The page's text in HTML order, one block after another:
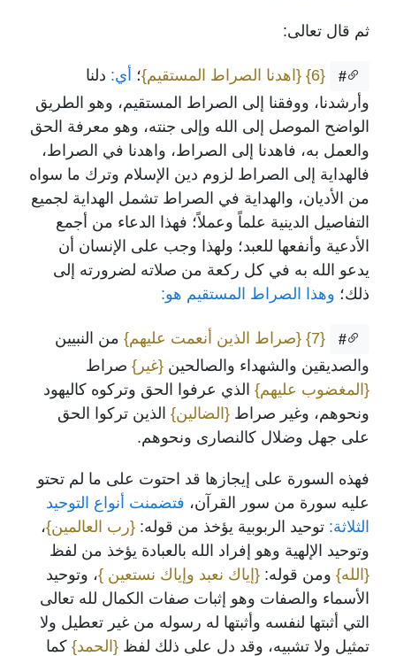
ثم قال تعالى:
#
{6} {اهدنا الصراط المستقيم}؛ أي: دلنا
وأرشدنا، ووفقنا إلى الصراط المستقيم، وهو الطريق
الواضح الموصل إلى الله وإلى جنته، وهو معرفة الحق
والعمل به، فاهدنا إلى الصراط، واهدنا في الصراط،
فالهداية إلى الصراط لزوم دين الإسلام وترك ما سواه
من الأديان، والهداية في الصراط تشمل الهداية لجميع
التفاصيل الدينية علماً وعملاً؛ فهذا الدعاء من أجمع
الأدعية وأنفعها للعبد؛ ولهذا وجب على الإنسان أن
يدعو الله به في كل ركعة من صلاته لضرورته إلى
ذلك؛ وهذا الصراط المستقيم هو:
#
{7} {صراط الذين أنعمت عليهم} من النبيين
والصديقين والشهداء والصالحين {غير} صراط
{المغضوب عليهم} الذي عرفوا الحق وتركوه كاليهود
ونحوهم، وغير صراط {الضالين} الذين تركوا الحق
على جهل وضلال كالنصارى ونحوهم.
فهذه السورة على إيجازها قد احتوت على ما لم تحتو
عليه سورة من سور القرآن، فتضمنت أنواع التوحيد
الثلاثة: توحيد الربوبية يؤخذ من قوله: {رب العالمين}،
وتوحيد الإلهية وهو إفراد الله بالعبادة يؤخذ من لفظ
{الله} ومن قوله: {إياك نعبد وإياك نستعين }، وتوحيد
الأسماء والصفات وهو إثبات صفات الكمال لله تعالى
التي أثبتها لنفسه وأثبتها له رسوله من غير تعطيل ولا
تمثيل ولا تشبيه، وقد دل على ذلك لفظ {الحمد} كما